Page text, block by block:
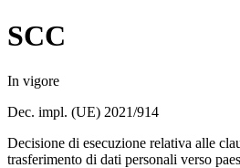
SCC
In vigore
Dec. impl. (UE) 2021/914
Decisione di esecuzione relativa alle
trasferimento di dati personali verso